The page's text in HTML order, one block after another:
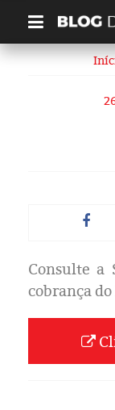
Consulte a
cobrança do